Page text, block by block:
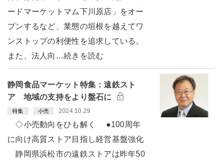
ードマーケットマム下川原店」をオー
プンするなど、業態の垣根を越えてワ
ンストップの利便性を追求している。
また、法人向…続きを読む
静岡食品マーケット特集：遠鉄スト
ア 地域の支持をより盤石に
特集 小売 2024.10.29
◇小売動向をひも解く ●100周年
に向け高質ストア目指し経営基盤強化
静岡県浜松市の遠鉄ストアは昨年50